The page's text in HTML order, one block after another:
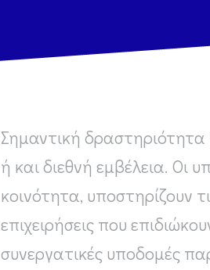
Σημαντική δραστηριότητα
ή και διεθνή εμβέλεια. Οι
κοινότητα, υποστηρίζουν
επιχειρήσεις που
συνεργατικές υποδομές